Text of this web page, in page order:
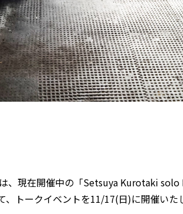
、現在開催中の「Setsuya Kurotaki solo
、トークイベントを11/17(日)に開催いた